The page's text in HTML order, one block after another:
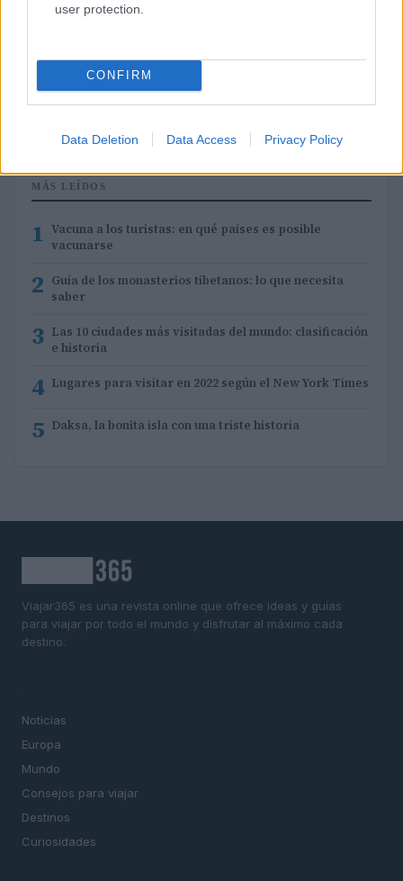
user protection.
CONFIRM
Data Deletion Data Access Privacy Policy
Descubre los rincones ocultos y anécdotas de Berlín
MÁS LEÍDOS
1 Vacuna a los turistas: en qué países es posible
vacunarse
2 Guía de los monasterios tibetanos: lo que necesita
saber
3 Las 10 ciudades más visitadas del mundo: clasificación
e historia
4 Lugares para visitar en 2022 según el New York Times
5 Daksa, la bonita isla con una triste historia
Viajar365 es una revista online que ofrece ideas y guías
para viajar por todo el mundo y disfrutar al máximo cada
destino.
Noticias
Europa
Mundo
Consejos para viajar
Destinos
Curiosidades